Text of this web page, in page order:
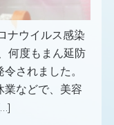
ナウイルス感染
何度もまん延防
されました。
業などで、美容